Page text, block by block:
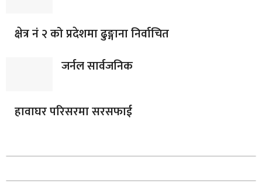
क्षेत्र नं २ को प्रदेशमा ढुङ्गाना निर्वाचित
जर्नल सार्वजनिक
हावाघर परिसरमा सरसफाई